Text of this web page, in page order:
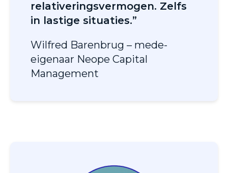
relativeringsvermogen. Zelfs
in lastige situaties.”
Wilfred Barenbrug – mede-
eigenaar Neope Capital
Management